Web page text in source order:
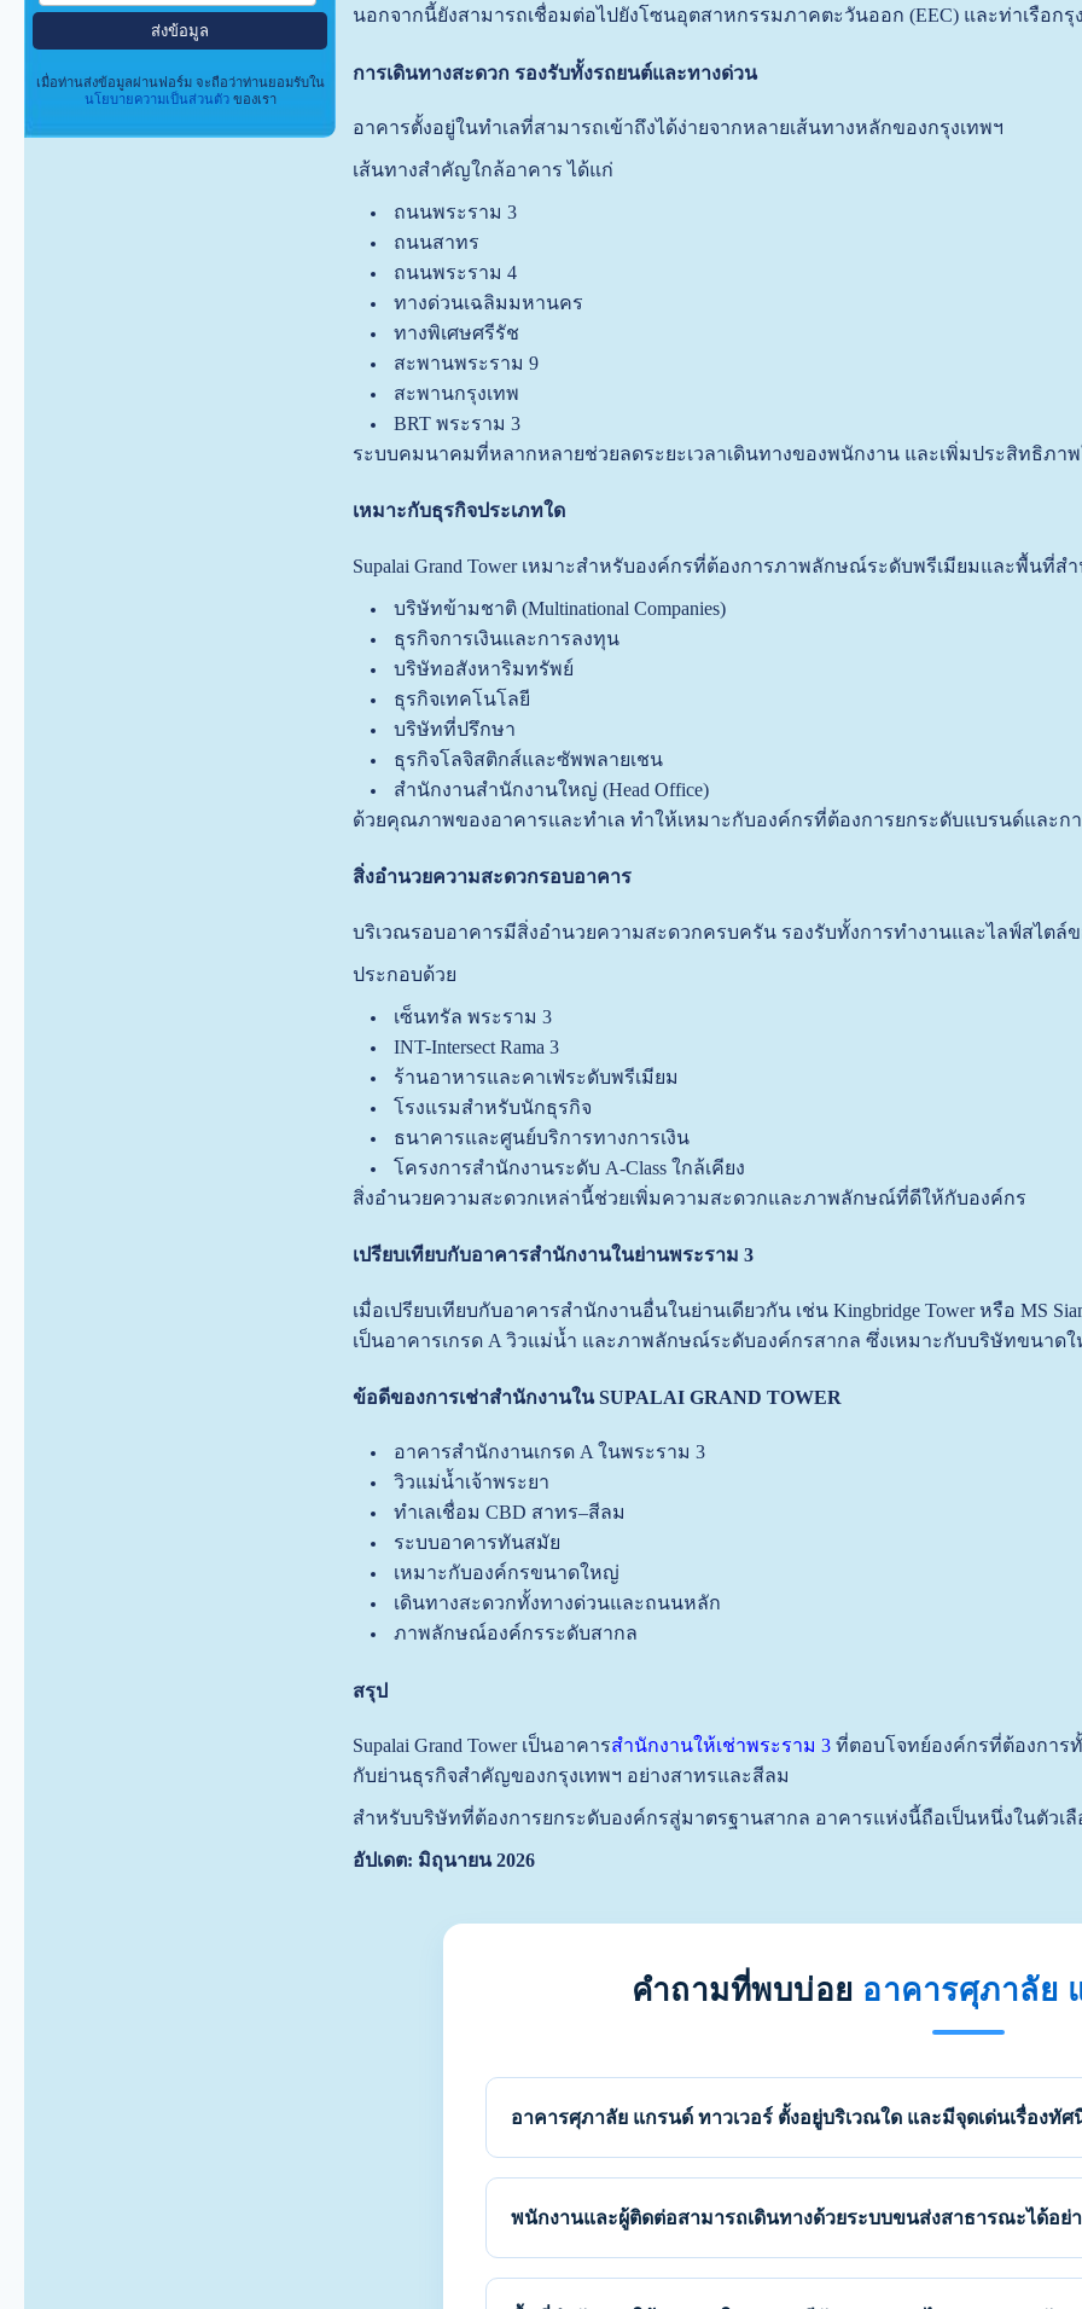
เมื่อท่านส่งข้อมูลผ่านฟอร์ม จะถือว่าท่านยอมรับใน
นโยบายความเป็นส่วนตัว ของเรา
นอกจากนี้ยังสามารถเชื่อมต่อไปยังโซนอุตสาหกรรมภาคตะวันออก (EEC) และท่าเรือก
การเดินทางสะดวก รองรับทั้งรถยนต์และทางด่วน
อาคารตั้งอยู่ในทำเลที่สามารถเข้าถึงได้ง่ายจากหลายเส้นทางหลักของกรุงเทพฯ
เส้นทางสำคัญใกล้อาคาร ได้แก่
ถนนพระราม 3
ถนนสาทร
ถนนพระราม 4
ทางด่วนเฉลิมมหานคร
ทางพิเศษศรีรัช
สะพานพระราม 9
สะพานกรุงเทพ
BRT พระราม 3
ระบบคมนาคมที่หลากหลายช่วยลดระยะเวลาเดินทางของพนักงาน และเพิ่มประสิทธิภา
เหมาะกับธุรกิจประเภทใด
Supalai Grand Tower เหมาะสำหรับองค์กรที่ต้องการภาพลักษณ์ระดับพรีเมียมและพื้นที่
บริษัทข้ามชาติ (Multinational Companies)
ธุรกิจการเงินและการลงทุน
บริษัทอสังหาริมทรัพย์
ธุรกิจเทคโนโลยี
บริษัทที่ปรึกษา
ธุรกิจโลจิสติกส์และซัพพลายเชน
สำนักงานสำนักงานใหญ่ (Head Office)
ด้วยคุณภาพของอาคารและทำเล ทำให้เหมาะกับองค์กรที่ต้องการยกระดับแบรนด์และก
สิ่งอำนวยความสะดวกรอบอาคาร
บริเวณรอบอาคารมีสิ่งอำนวยความสะดวกครบครัน รองรับทั้งการทำงานและไลฟ์สไตล์
ประกอบด้วย
เซ็นทรัล พระราม 3
INT-Intersect Rama 3
ร้านอาหารและคาเฟ่ระดับพรีเมียม
โรงแรมสำหรับนักธุรกิจ
ธนาคารและศูนย์บริการทางการเงิน
โครงการสำนักงานระดับ A-Class ใกล้เคียง
สิ่งอำนวยความสะดวกเหล่านี้ช่วยเพิ่มความสะดวกและภาพลักษณ์ที่ดีให้กับองค์กร
เปรียบเทียบกับอาคารสำนักงานในย่านพระราม 3
เมื่อเปรียบเทียบกับอาคารสำนักงานอื่นในย่านเดียวกัน เช่น Kingbridge Tower หรือ MS
เป็นอาคารเกรด A วิวแม่น้ำ และภาพลักษณ์ระดับองค์กรสากล ซึ่งเหมาะกับบริษัทขนาด
ข้อดีของการเช่าสำนักงานใน SUPALAI GRAND TOWER
อาคารสำนักงานเกรด A ในพระราม 3
วิวแม่น้ำเจ้าพระยา
ทำเลเชื่อม CBD สาทร–สีลม
ระบบอาคารทันสมัย
เหมาะกับองค์กรขนาดใหญ่
เดินทางสะดวกทั้งทางด่วนและถนนหลัก
ภาพลักษณ์องค์กรระดับสากล
สรุป
Supalai Grand Tower เป็นอาคารสำนักงานให้เช่าพระราม 3 ที่ตอบโจทย์องค์กรที่ต้องการ
กับย่านธุรกิจสำคัญของกรุงเทพฯ อย่างสาทรและสีลม
สำหรับบริษัทที่ต้องการยกระดับองค์กรสู่มาตรฐานสากล อาคารแห่งนี้ถือเป็นหนึ่งในตัวเ
อัปเดต: มิถุนายน 2026
คำถามที่พบบ่อย อาคารศุภาลัย
อาคารศุภาลัย แกรนด์ ทาวเวอร์ ตั้งอยู่บริเวณใด และมีจุดเด่นเรื่องทัศ
พนักงานและผู้ติดต่อสามารถเดินทางด้วยระบบขนส่งสาธารณะได้อย่า